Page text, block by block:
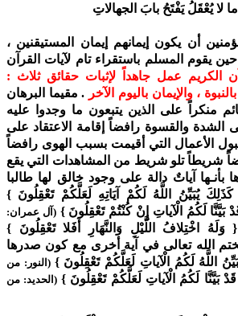
ما لا يُعْقَلُ يَفْتَحُ بابَ الجهالاتِ
أن يكون إيمانهم إيمان المستيقنين ،
يقوم المسلم باستقراء تام لآيات القرآن
الكريم عمل جاهداً لإثبات حقائق ثلاث :
، والإيمان باليوم الآخر . مقيما البرهان
منكراً على الذين يتبعون ما وجدوا عليه
الشدة والقسوة رافضاً إقامة الاعتقاد على
الأعمال التي أقيمت بسبب الهوى رافضاً
شريطاً تلو شريط من المشاهدات التي يقع
بأنـها آياتٌ دالة على وجود خالق لها طالبا
يُبَيِّنُ اللَّهُ لَكُمْ آيَاتِهِ لَعَلَّكُمْ تَعْقِلُونَ }
لَكُمُ الْآياتِ إِنْ كُنْتُمْ تَعْقِلُونَ }(آل عمران:
اخْتِلافُ اللَّيْلِ وَالنَّهَارِ أَفَلا تَعْقِلُونَ }
الله تعالى في آية أخرى مع كون صدرها
اللَّهُ لَكُمُ الْآياتِ لَعَلَّكُمْ تَعْقِلُونَ } (النور: من
بَيَّنَّا لَكُمُ الْآياتِ لَعَلَّكُمْ تَعْقِلُونَ } (الحديد: من